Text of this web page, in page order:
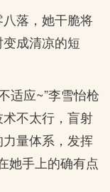
落，她干脆将
成清凉的短
适应~”李雪怡枪
不太行，盲射
量体系，发挥
她手上的确有点